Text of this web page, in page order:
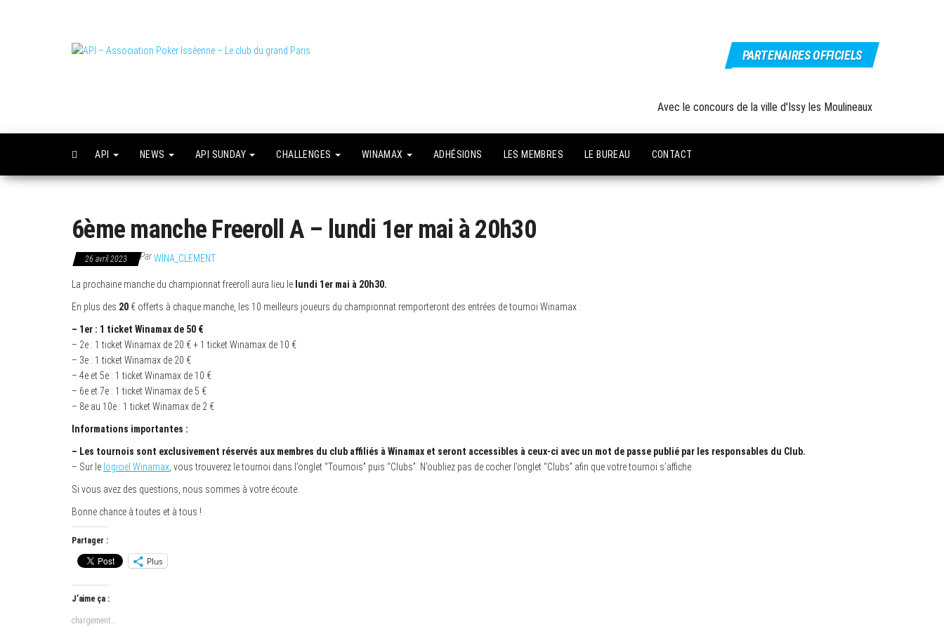
grand Paris
PARTENAIRES OFFICIELS
Avec le concours de la ville d'Issy les Moulineaux
API NEWS API SUNDAY CHALLENGES WINAMAX ADHÉSIONS LES MEMBRES LE BUREAU CONTACT
6ème manche Freeroll A – lundi 1er mai à 20h30
26 avril 2023 ParWINA_CLEMENT
La prochaine manche du championnat freeroll aura lieu le lundi 1er mai à 20h30.
En plus des 20 € offerts à chaque manche, les 10 meilleurs joueurs du championnat remporteront des entrées de tournoi Winamax :
– 1er : 1 ticket Winamax de 50 €
– 2e : 1 ticket Winamax de 20 € + 1 ticket Winamax de 10 €
– 3e : 1 ticket Winamax de 20 €
– 4e et 5e : 1 ticket Winamax de 10 €
– 6e et 7e : 1 ticket Winamax de 5 €
– 8e au 10e : 1 ticket Winamax de 2 €
Informations importantes :
– Les tournois sont exclusivement réservés aux membres du club affiliés à Winamax et seront accessibles à ceux-ci avec un mot de passe publié par les responsables du Club.
– Sur le logiciel Winamax, vous trouverez le tournoi dans l’onglet “Tournois” puis “Clubs”. N’oubliez pas de cocher l’onglet “Clubs” afin que votre tournoi s’affiche.
Si vous avez des questions, nous sommes à votre écoute.
Bonne chance à toutes et à tous !
Partager :
Plus
J’aime ça :
chargement…